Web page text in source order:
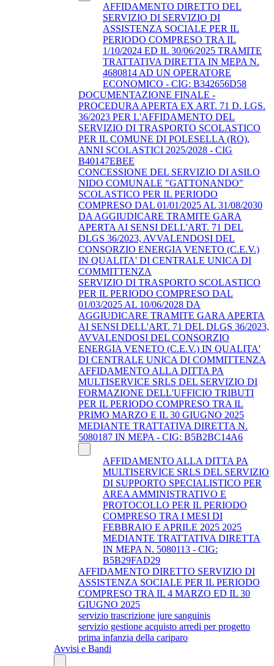
AFFIDAMENTO DIRETTO DEL
SERVIZIO DI SERVIZIO DI
ASSISTENZA SOCIALE PER IL
PERIODO COMPRESO TRA IL
1/10/2024 ED IL 30/06/2025 TRAMITE
TRATTATIVA DIRETTA IN MEPA N.
4680814 AD UN OPERATORE
ECONOMICO - CIG: B342656D58
DOCUMENTAZIONE FINALE -
PROCEDURA APERTA EX ART. 71 D. LGS.
36/2023 PER L'AFFIDAMENTO DEL
SERVIZIO DI TRASPORTO SCOLASTICO
PER IL COMUNE DI POLESELLA (RO),
ANNI SCOLASTICI 2025/2028 - CIG
B40147EBEE
CONCESSIONE DEL SERVIZIO DI ASILO
NIDO COMUNALE "GATTONANDO"
SCOLASTICO PER IL PERIODO
COMPRESO DAL 01/01/2025 AL 31/08/2030
DA AGGIUDICARE TRAMITE GARA
APERTA AI SENSI DELL'ART. 71 DEL
DLGS 36/2023, AVVALENDOSI DEL
CONSORZIO ENERGIA VENETO (C.E.V.)
IN QUALITA' DI CENTRALE UNICA DI
COMMITTENZA
SERVIZIO DI TRASPORTO SCOLASTICO
PER IL PERIODO COMPRESO DAL
01/03/2025 AL 10/06/2028 DA
AGGIUDICARE TRAMITE GARA APERTA
AI SENSI DELL'ART. 71 DEL DLGS 36/2023,
AVVALENDOSI DEL CONSORZIO
ENERGIA VENETO (C.E.V.) IN QUALITA'
DI CENTRALE UNICA DI COMMITTENZA
AFFIDAMENTO ALLA DITTA PA
MULTISERVICE SRLS DEL SERVIZIO DI
FORMAZIONE DELL'UFFICIO TRIBUTI
PER IL PERIODO COMPRESO TRA IL
PRIMO MARZO E IL 30 GIUGNO 2025
MEDIANTE TRATTATIVA DIRETTA N.
5080187 IN MEPA - CIG: B5B2BC14A6
AFFIDAMENTO ALLA DITTA PA
MULTISERVICE SRLS DEL SERVIZIO
DI SUPPORTO SPECIALISTICO PER
AREA AMMINISTRATIVO E
PROTOCOLLO PER IL PERIODO
COMPRESO TRA I MESI DI
FEBBRAIO E APRILE 2025 2025
MEDIANTE TRATTATIVA DIRETTA
IN MEPA N. 5080113 - CIG:
B5B29FAD29
AFFIDAMENTO DIRETTO SERVIZIO DI
ASSISTENZA SOCIALE PER IL PERIODO
COMPRESO TRA IL 4 MARZO ED IL 30
GIUGNO 2025
servizio trascrizione jure sanguinis
servizio gestione acquisto arredi per progetto
prima infanzia della cariparo
Avvisi e Bandi